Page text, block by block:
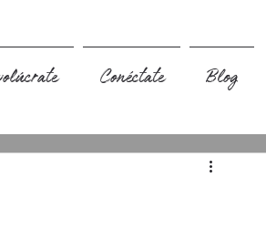
Conéctate Blog